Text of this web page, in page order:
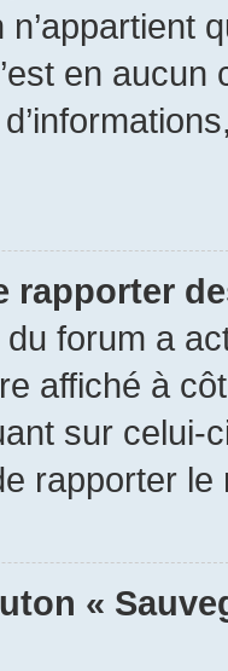
en
rapporter
du forum a
affiché à
sur
rapporter le
«